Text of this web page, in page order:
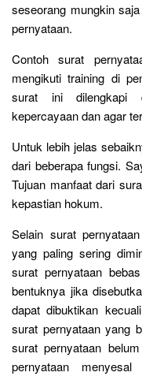
seseorang mungkin
pernyataan.
Contoh surat
mengikuti training di
surat ini dilengkapi
kepercayaan dan agar
Untuk lebih jelas
dari beberapa fungsi.
Tujuan manfaat dari
kepastian hokum.
Selain surat
yang paling sering
surat pernyataan
bentuknya jika
dapat dibuktikan
surat pernyataan yang
surat pernyataan
pernyataan